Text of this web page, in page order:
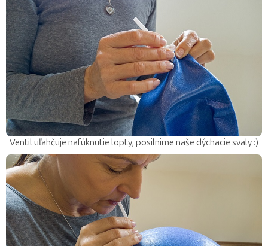
Ventil uľahčuje nafúknutie lopty, posilnime naše dýchacie svaly :)